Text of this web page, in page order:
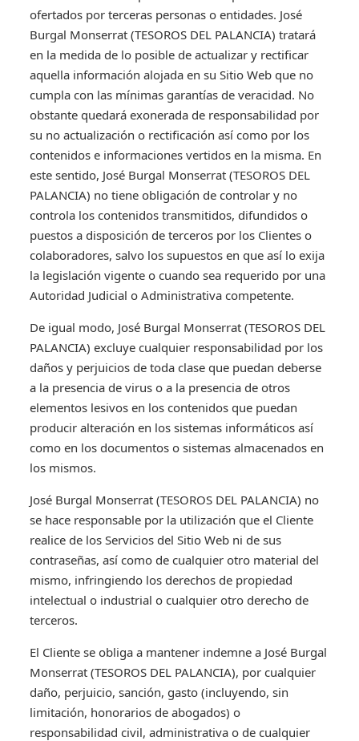
ofertados por terceras personas o entidades. José
Burgal Monserrat (TESOROS DEL PALANCIA) tratará
en la medida de lo posible de actualizar y rectificar
aquella información alojada en su Sitio Web que no
cumpla con las mínimas garantías de veracidad. No
obstante quedará exonerada de responsabilidad por
su no actualización o rectificación así como por los
contenidos e informaciones vertidos en la misma. En
este sentido, José Burgal Monserrat (TESOROS DEL
PALANCIA) no tiene obligación de controlar y no
controla los contenidos transmitidos, difundidos o
puestos a disposición de terceros por los Clientes o
colaboradores, salvo los supuestos en que así lo exija
la legislación vigente o cuando sea requerido por una
Autoridad Judicial o Administrativa competente.
De igual modo, José Burgal Monserrat (TESOROS DEL
PALANCIA) excluye cualquier responsabilidad por los
daños y perjuicios de toda clase que puedan deberse
a la presencia de virus o a la presencia de otros
elementos lesivos en los contenidos que puedan
producir alteración en los sistemas informáticos así
como en los documentos o sistemas almacenados en
los mismos.
José Burgal Monserrat (TESOROS DEL PALANCIA) no
se hace responsable por la utilización que el Cliente
realice de los Servicios del Sitio Web ni de sus
contraseñas, así como de cualquier otro material del
mismo, infringiendo los derechos de propiedad
intelectual o industrial o cualquier otro derecho de
terceros.
El Cliente se obliga a mantener indemne a José Burgal
Monserrat (TESOROS DEL PALANCIA), por cualquier
daño, perjuicio, sanción, gasto (incluyendo, sin
limitación, honorarios de abogados) o
responsabilidad civil, administrativa o de cualquier